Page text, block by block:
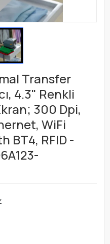
Transfer
4.3" Renkli
300 Dpi,
WiFi
BT4, RFID -